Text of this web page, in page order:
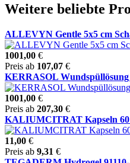
Weitere beliebte
ALLEVYN Gentle 5x5 cm
1001,00 €
Preis ab 107,07 €
KERRASOL
1001,00 €
Preis ab 207,30 €
KALIUMCITRAT Kapseln 60
11,00 €
Preis ab 9,31 €